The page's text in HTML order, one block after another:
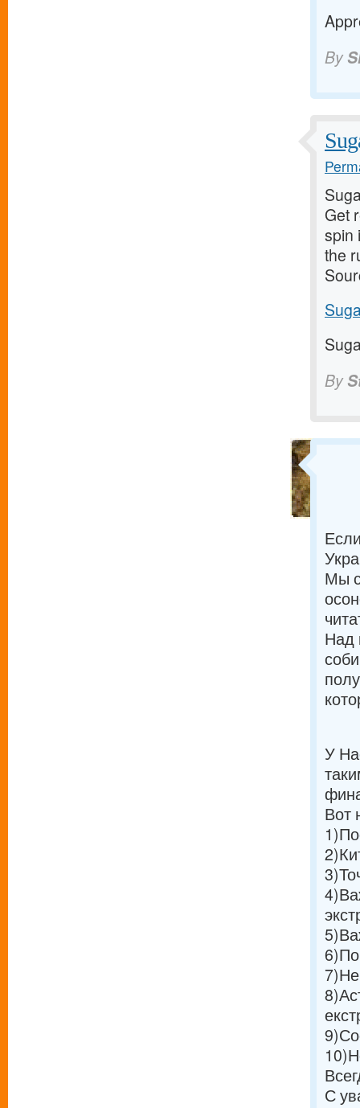
By
Get
spin
the
By
Мы
Над
У
Вот
1)
2)
3)
4)
5)
6)
7)
8)
9)
10)
С